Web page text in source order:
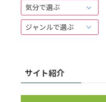
こ
ち
ら
サイト紹介